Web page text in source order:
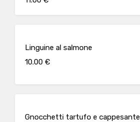
Linguine al salmone
10.00 €
Gnocchetti tartufo e cappesante